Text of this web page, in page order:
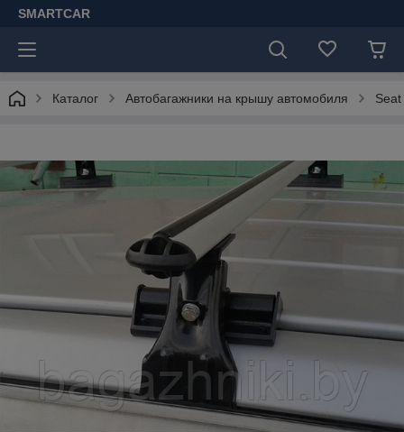
SMARTCAR
Каталог Автобагажники на крышу автомобиля Seat